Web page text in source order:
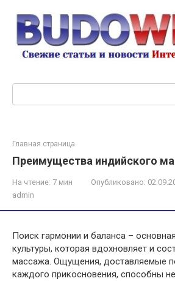
контенту
Главная страница
Преимущества индийского
На чтение: 7 мин Опубликовано:
admin
Поиск гармонии и баланса –
культуры, которая вдохновляет и
массажа. Ощущения, доставляемые
каждого прикосновения, способны